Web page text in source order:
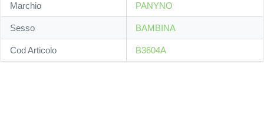
Marchio PANYNO
Sesso BAMBINA
Cod Articolo B3604A